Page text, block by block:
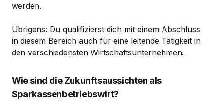
werden.
Übrigens: Du qualifizierst dich mit einem Abschluss
in diesem Bereich auch für eine leitende Tätigkeit in
den verschiedensten Wirtschaftsunternehmen.
Wie sind die Zukunftsaussichten als
Sparkassenbetriebswirt?